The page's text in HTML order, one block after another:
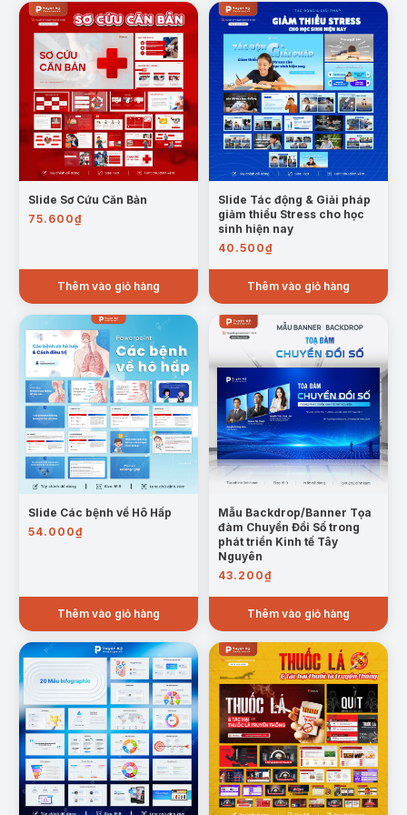
Thư mục Font chữ sử dụng trong Powerpoint.
Quà tặng đính kèm.
Hướng dẫn sử dụng + Bản quyền sản phẩm.
Mời chúng mình một ly nước để nhận ngay template
thuyết trình ấn tượng này nhé!
(*) Tất cả các sản phẩm của Tuyệt kỹ Powerpoint đều được
tối ưu để người dùng dễ dàng chỉnh sửa (hình ảnh, chữ, màu
Slide Sơ Cứu Căn Bản
75.600₫
Thêm vào giỏ hàng
Slide Tác động & Giải pháp
giảm thiểu Stress cho học
sinh hiện nay
40.500₫
Thêm vào giỏ hàng
Slide Các bệnh về Hô Hấp
54.000₫
Thêm vào giỏ hàng
Mẫu Backdrop/Banner Tọa
đàm Chuyển Đổi Số trong
phát triển Kinh tế Tây
Nguyên
43.200₫
Thêm vào giỏ hàng